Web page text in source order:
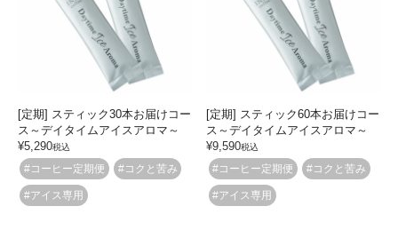
[定期] スティック30本お届けコー
ス～デイタイムアイスアロマ～
¥5,290税込
#コーヒー定期便 #コクと苦み
#アイス専用
[定期] スティック60本お届けコー
ス～デイタイムアイスアロマ～
¥9,590税込
#コーヒー定期便 #コクと苦み
#アイス専用